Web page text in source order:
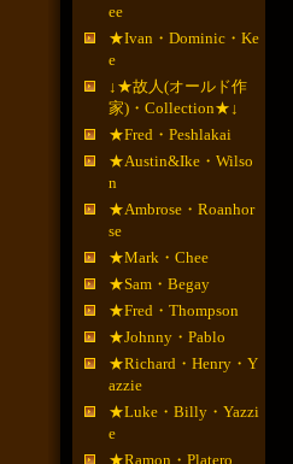
ee
★Ivan・Dominic・Ke
e
↓★故人(オールド作
家)・Collection★↓
★Fred・Peshlakai
★Austin&Ike・Wilso
n
★Ambrose・Roanhor
se
★Mark・Chee
★Sam・Begay
★Fred・Thompson
★Johnny・Pablo
★Richard・Henry・Y
azzie
★Luke・Billy・Yazzi
e
★Ramon・Platero